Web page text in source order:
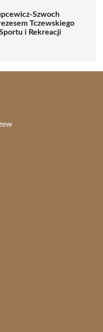
Szwoch
Tczewskiego
i Rekreacji